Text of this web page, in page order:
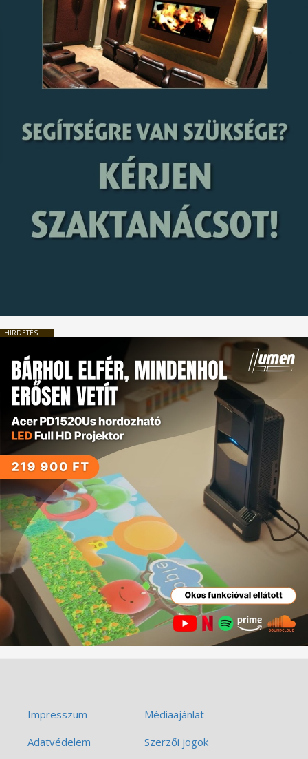
HIRDETÉS
Impresszum
Médiaajánlat
Adatvédelem
Szerzői jogok